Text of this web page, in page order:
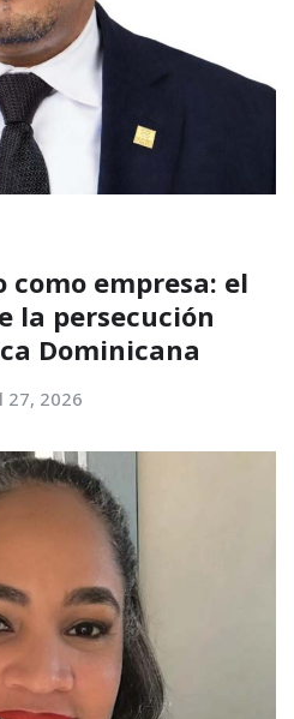
como empresa: el
la persecución
Dominicana
27, 2026